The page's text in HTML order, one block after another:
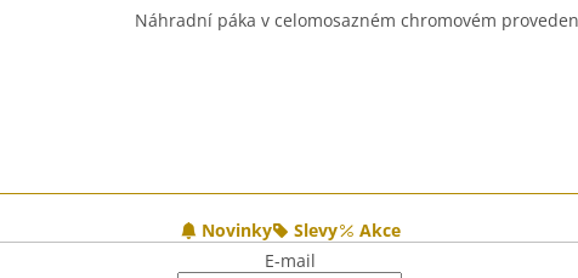
Náhradní páka v celomosazném chromovém
Novinky Slevy
Akce
E-mail